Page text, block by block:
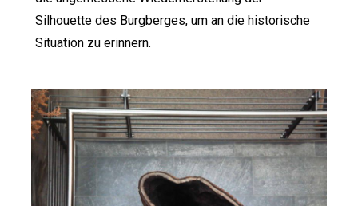
Silhouette des Burgberges, um an die historische
Situation zu erinnern.